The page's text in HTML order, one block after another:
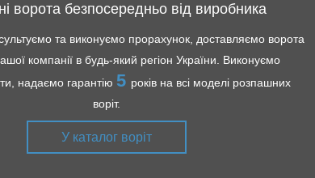
ворота безпосередньо від виробника
та виконуємо прорахунок, доставляємо ворота
компанії в будь-який регіон України. Виконуємо
надаємо гарантію 5 років на всі моделі розпашних
воріт.
У каталог воріт